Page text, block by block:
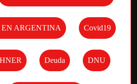
ARGENTINA Covid19
Deuda DNU